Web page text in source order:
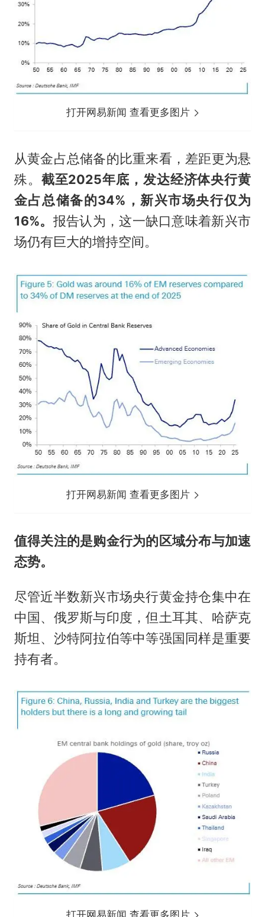
打开网易新闻 查看更多图片
从黄金占总储备的比重来看，差距更为悬
殊。 截至2025年底，发达经济体央行黄
金占总储备的34%，新兴市场央行仅为
16%。 报告认为，这一缺口意味着新兴市
场仍有巨大的增持空间。
打开网易新闻 查看更多图片
值得关注的是购金行为的区域分布与加速
态势。
尽管近半数新兴市场央行黄金持仓集中在
中国、俄罗斯与印度，但土耳其、哈萨克
斯坦、沙特阿拉伯等中等强国同样是重要
持有者。
打开网易新闻 查看更多图片